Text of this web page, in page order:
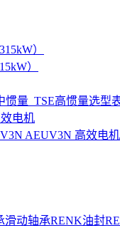
）
）
惯量_TSE高惯量选型
电机
AEUV3N 高效电机
滑动轴承RENK油封